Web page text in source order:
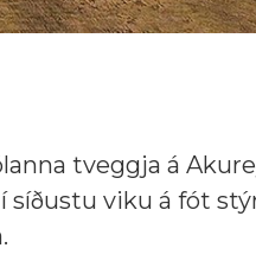
tveggja á
síðustu viku á fót